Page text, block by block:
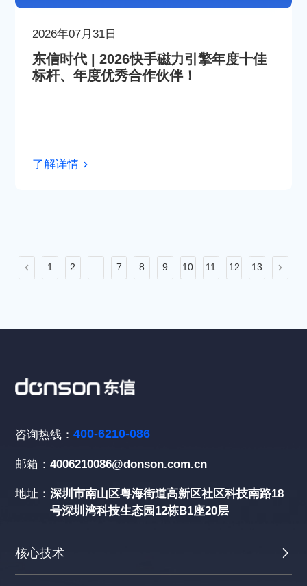
2026年07月31日
东信时代 | 2026快手磁力引擎年度十佳
标杆、年度优秀合作伙伴！
了解详情
1 2 ... 7 8 9 10 11 12 13
咨询热线：400-6210-086
邮箱：4006210086@donson.com.cn
地址：深圳市南山区粤海街道高新区社区科技南路18
号深圳湾科技生态园12栋B1座20层
核心技术